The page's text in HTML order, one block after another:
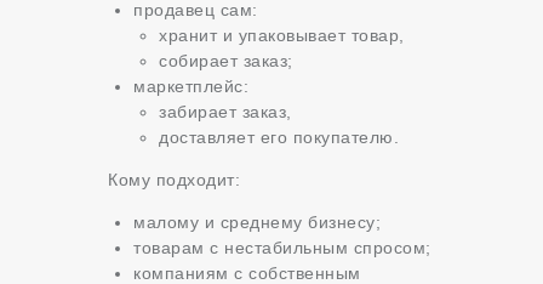
продавец сам:
хранит и упаковывает товар,
собирает заказ;
маркетплейс:
забирает заказ,
доставляет его покупателю.
Кому подходит:
малому и среднему бизнесу;
товарам с нестабильным спросом;
компаниям с собственным